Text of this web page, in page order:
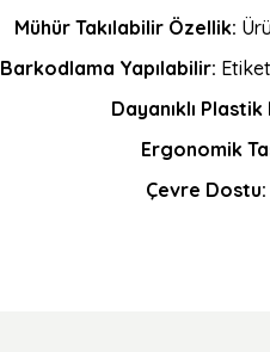
Mühür Takılabilir Özellik:
Barkodlama Yapılabilir:
Dayanıklı
Ergonomik
Çevre Dostu: